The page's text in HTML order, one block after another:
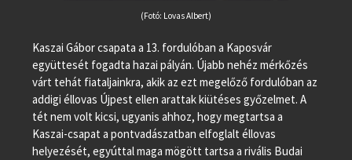
(Fotó: Lovas Albert)
Kaszai Gábor csapata a 13. fordulóban a Kaposvár
együttesét fogadta hazai pályán. Újabb nehéz mérkőzés
várt tehát fiataljainkra, akik az ezt megelőző fordulóban az
addigi éllovas Újpest ellen arattak kiütéses győzelmet. A
tét nem volt kicsi, ugyanis ahhoz, hogy megtartsa a
Kaszai-csapat a pontvadászatban elfoglalt éllovas
helyezését, egyúttal maga mögött tartsa a rivális Budai